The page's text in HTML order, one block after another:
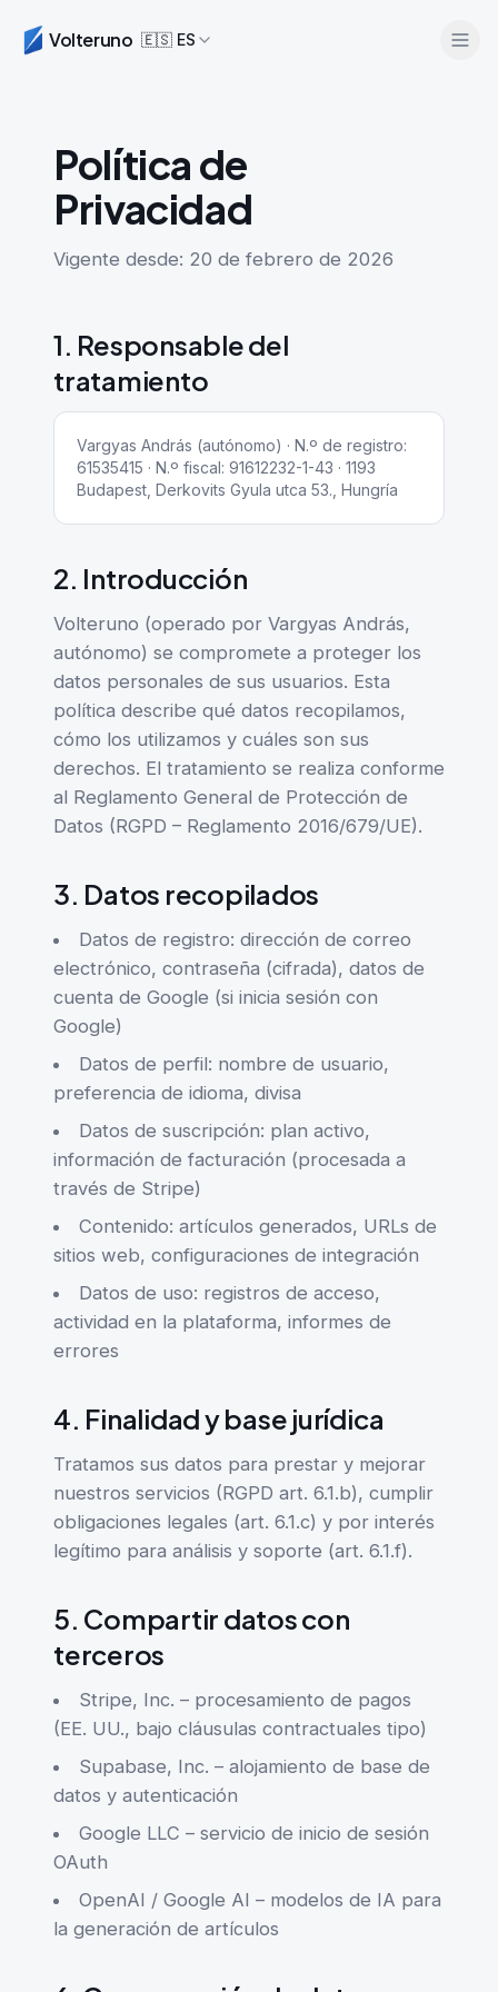
Volteruno 🇪🇸 ES
Empieza gratis
Política de
Privacidad
Vigente desde: 20 de febrero de 2026
1. Responsable del
tratamiento
Vargyas András (autónomo) · N.º de registro:
61535415 · N.º fiscal: 91612232-1-43 · 1193
Budapest, Derkovits Gyula utca 53., Hungría
2. Introducción
Volteruno (operado por Vargyas András,
autónomo) se compromete a proteger los
datos personales de sus usuarios. Esta
política describe qué datos recopilamos,
cómo los utilizamos y cuáles son sus
derechos. El tratamiento se realiza conforme
al Reglamento General de Protección de
Datos (RGPD – Reglamento 2016/679/UE).
3. Datos recopilados
Datos de registro: dirección de correo
electrónico, contraseña (cifrada), datos de
cuenta de Google (si inicia sesión con
Google)
Datos de perfil: nombre de usuario,
preferencia de idioma, divisa
Datos de suscripción: plan activo,
información de facturación (procesada a
través de Stripe)
Contenido: artículos generados, URLs de
sitios web, configuraciones de integración
Datos de uso: registros de acceso,
actividad en la plataforma, informes de
errores
4. Finalidad y base jurídica
Tratamos sus datos para prestar y mejorar
nuestros servicios (RGPD art. 6.1.b), cumplir
obligaciones legales (art. 6.1.c) y por interés
legítimo para análisis y soporte (art. 6.1.f).
5. Compartir datos con
terceros
Stripe, Inc. – procesamiento de pagos
(EE. UU., bajo cláusulas contractuales tipo)
Supabase, Inc. – alojamiento de base de
datos y autenticación
Google LLC – servicio de inicio de sesión
OAuth
OpenAI / Google AI – modelos de IA para
la generación de artículos